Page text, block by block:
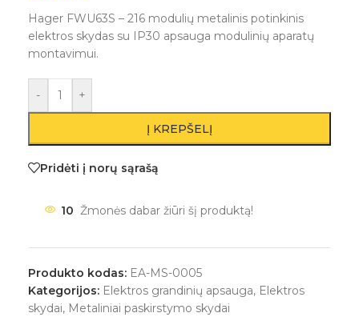
Hager FWU63S – 216 modulių metalinis potinkinis
elektros skydas su IP30 apsauga modulinių aparatų
montavimui.
- +
Į KREPŠELĮ
Pridėti į norų sąrašą
10 Žmonės dabar žiūri šį produktą!
Produkto kodas: EA-MS-0005
Kategorijos: Elektros grandinių apsauga, Elektros
skydai, Metaliniai paskirstymo skydai